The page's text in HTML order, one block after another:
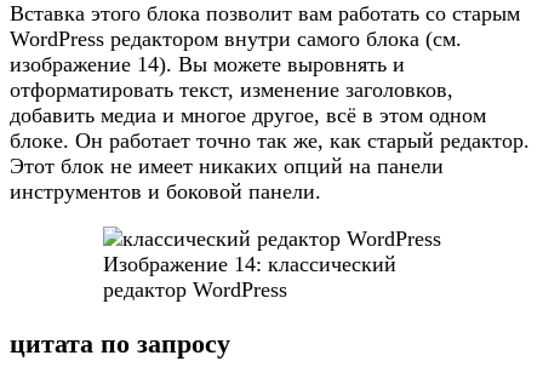
Вставка этого блока позволит вам работать со старым
WordPress редактором внутри самого блока (см.
изображение 14). Вы можете выровнять и
отформатировать текст, изменение заголовков,
добавить медиа и многое другое, всё в этом одном
блоке. Он работает точно так же, как старый редактор.
Этот блок не имеет никаких опций на панели
инструментов и боковой панели.
Изображение 14: классический
редактор WordPress
цитата по запросу